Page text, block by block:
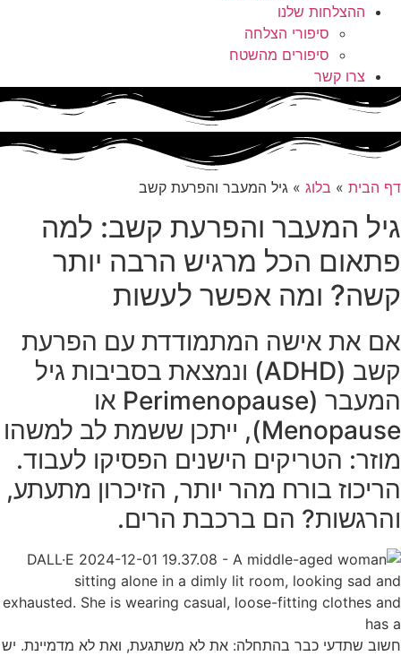
ההצלחות שלנו
סיפורי הצלחה
סיפורים מהשטח
צרו קשר
דף הבית » בלוג » גיל המעבר והפרעת קשב
גיל המעבר והפרעת קשב: למה
פתאום הכל מרגיש הרבה יותר
קשה? ומה אפשר לעשות
אם את אישה המתמודדת עם הפרעת
קשב (ADHD) ונמצאת בסביבות גיל
המעבר (Perimenopause או
Menopause), ייתכן ששמת לב למשהו
מוזר: הטריקים הישנים הפסיקו לעבוד.
הריכוז בורח מהר יותר, הזיכרון מתעתע,
והרגשות? הם ברכבת הרים.
חשוב שתדעי כבר בהתחלה: את לא משתגעת, ואת לא מדמיינת. יש